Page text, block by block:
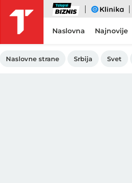
Biznis eKlinika
Naslovna Najnovije
Naslovne strane Srbija Svet